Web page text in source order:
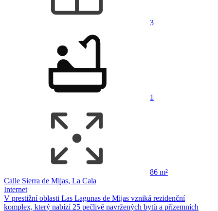
3
1
86 m²
Calle Sierra de Mijas, La Cala
Internet
V prestižní oblasti Las Lagunas de Mijas vzniká rezidenční
komplex, který nabízí 25 pečlivě navržených bytů a přízemních